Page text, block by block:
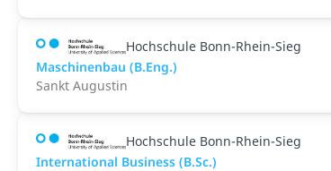
Hochschule Bonn-Rhein-Sieg
Maschinenbau (B.Eng.)
Sankt Augustin
Hochschule Bonn-Rhein-Sieg
International Business (B.Sc.)